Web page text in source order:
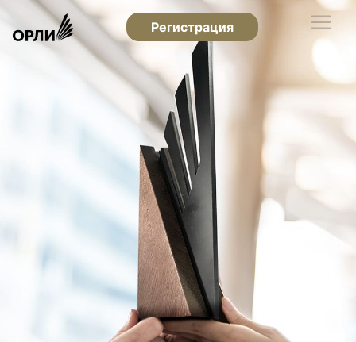
Регистрация